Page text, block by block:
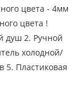
цвета - 4мм
цвета !
душ 2. Ручной
холодной/
5. Пластиковая